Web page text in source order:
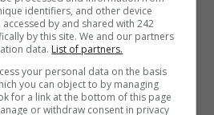
identifiers, and other device
by and shared with 242
by this site. We and our partners
data. List of partners.
your personal data on the basis
you can object to by managing
for a link at the bottom of this page
or withdraw consent in privacy